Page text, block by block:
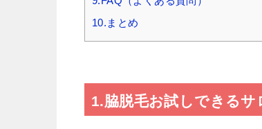
10.まとめ
1.脇脱毛お試しできる